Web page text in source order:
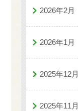
2026年2月
2026年1月
2025年12月
2025年11月